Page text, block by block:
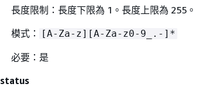
長度限制：長度下限為 1。長度上限為 255。
模式：
[A-Za-z][A-Za-z0-9_.-]*
必要：是
status